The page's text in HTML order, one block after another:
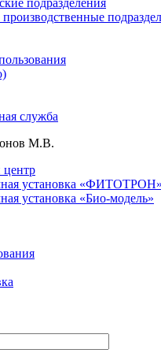
служба
М.В.
установка «ФИТОТРОН»
установка «Био-модель»